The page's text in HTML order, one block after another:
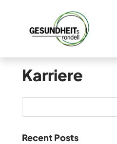
Karriere
Recent Posts